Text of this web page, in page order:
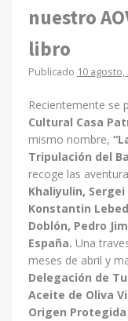
nuestro
libro
Publicado 10 agosto,
Recientemente se
Cultural Casa
mismo nombre,
Tripulación del
recoge las
Khaliyulin,
Konstantin
Doblón, Pedro
España. Una
meses de abril y
Delegación de
Aceite de Oliva
Origen